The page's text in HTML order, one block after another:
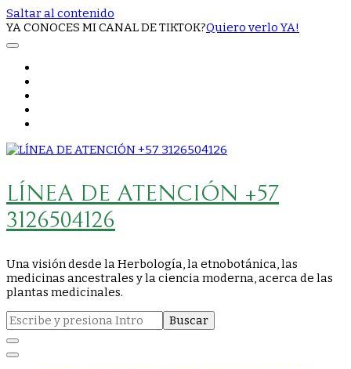
Saltar al contenido
YA CONOCES MI CANAL DE TIKTOK?Quiero verlo YA!
LÍNEA DE ATENCIÓN +57
3126504126
Una visión desde la Herbología, la etnobotánica, las
medicinas ancestrales y la ciencia moderna, acerca de las
plantas medicinales.
Buscar: